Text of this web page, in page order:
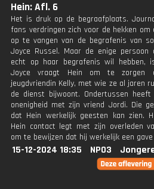
Hein: Afl. 6
Het is druk op de begraafplaats.
fans verdringen zich voor de hekken om
op te vangen van de begrafenis van
Joyce Russel. Maar de enige persoon
echt op haar begrafenis wil hebben,
Joyce vraagt Hein om te zorgen
jeugdvriendin Kelly, met wie ze al jaren
de dienst bijwoont. Ondertussen
onenigheid met zijn vriend Jordi. Die
dat Hein werkelijk geesten kan zien.
Hein contact legt met zijn overleden
om te bewijzen dat hij werkelijk een
15-12-2024 18:35 NPO3